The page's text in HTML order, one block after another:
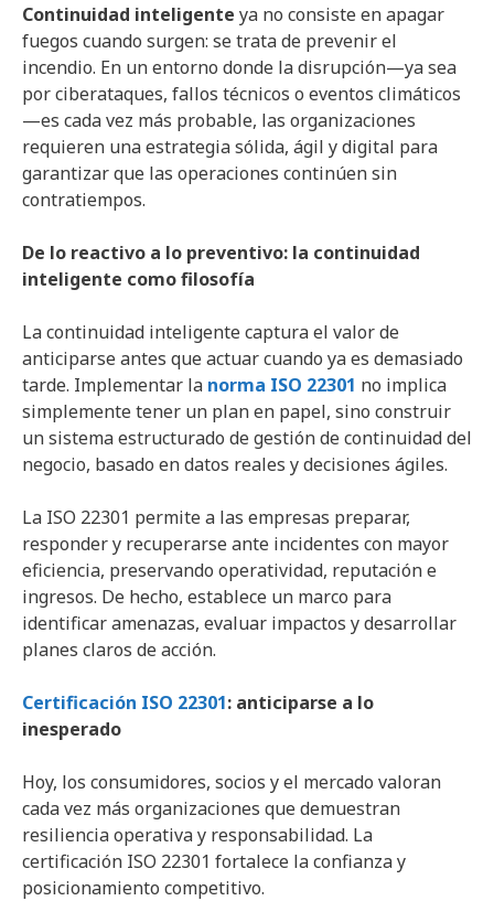
Continuidad inteligente ya no consiste en apagar
fuegos cuando surgen: se trata de prevenir el
incendio. En un entorno donde la disrupción—ya sea
por ciberataques, fallos técnicos o eventos climáticos
—es cada vez más probable, las organizaciones
requieren una estrategia sólida, ágil y digital para
garantizar que las operaciones continúen sin
contratiempos.
De lo reactivo a lo preventivo: la continuidad
inteligente como filosofía
La continuidad inteligente captura el valor de
anticiparse antes que actuar cuando ya es demasiado
tarde. Implementar la norma ISO 22301 no implica
simplemente tener un plan en papel, sino construir
un sistema estructurado de gestión de continuidad del
negocio, basado en datos reales y decisiones ágiles.
La ISO 22301 permite a las empresas preparar,
responder y recuperarse ante incidentes con mayor
eficiencia, preservando operatividad, reputación e
ingresos. De hecho, establece un marco para
identificar amenazas, evaluar impactos y desarrollar
planes claros de acción.
Certificación ISO 22301: anticiparse a lo
inesperado
Hoy, los consumidores, socios y el mercado valoran
cada vez más organizaciones que demuestran
resiliencia operativa y responsabilidad. La
certificación ISO 22301 fortalece la confianza y
posicionamiento competitivo.